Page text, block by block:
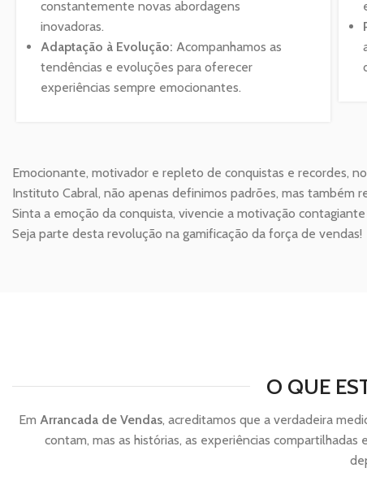
constantemente novas abordagens
inovadoras.
Adaptação à Evolução: Acompanhamos as
tendências e evoluções para oferecer
experiências sempre emocionantes.
Emocionante, motivador e repleto de conquistas e recordes,
Instituto Cabral, não apenas definimos padrões, mas também
Sinta a emoção da conquista, vivencie a motivação
Seja parte desta revolução na gamificação da força de vendas!
O QUE
Em Arrancada de Vendas, acreditamos que a verdadeira
contam, mas as histórias, as experiências